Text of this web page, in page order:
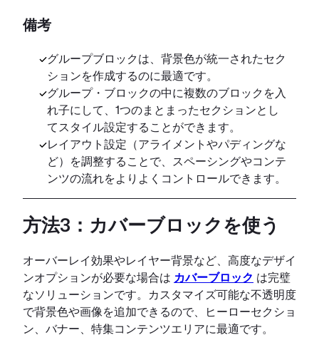
備考
グループブロックは、背景色が統一されたセク
ションを作成するのに最適です。
グループ・ブロックの中に複数のブロックを入
れ子にして、1つのまとまったセクションとし
てスタイル設定することができます。
レイアウト設定（アライメントやパディングな
ど）を調整することで、スペーシングやコンテ
ンツの流れをよりよくコントロールできます。
方法3：カバーブロックを使う
オーバーレイ効果やレイヤー背景など、高度なデザイ
ンオプションが必要な場合は カバーブロック は完璧
なソリューションです。カスタマイズ可能な不透明度
で背景色や画像を追加できるので、ヒーローセクショ
ン、バナー、特集コンテンツエリアに最適です。